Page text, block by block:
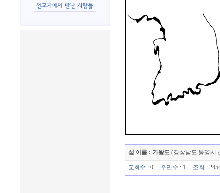
섬 이름 : 가왕도 (경상남도 통영시
교회수 : 0 주민수 : 1 조회 :